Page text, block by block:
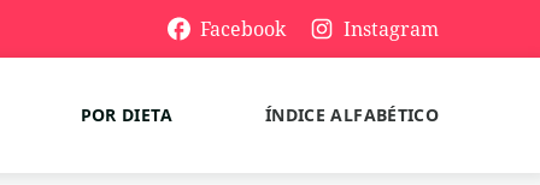
Facebook Instagram
POR DIETA ÍNDICE ALFABÉTICO